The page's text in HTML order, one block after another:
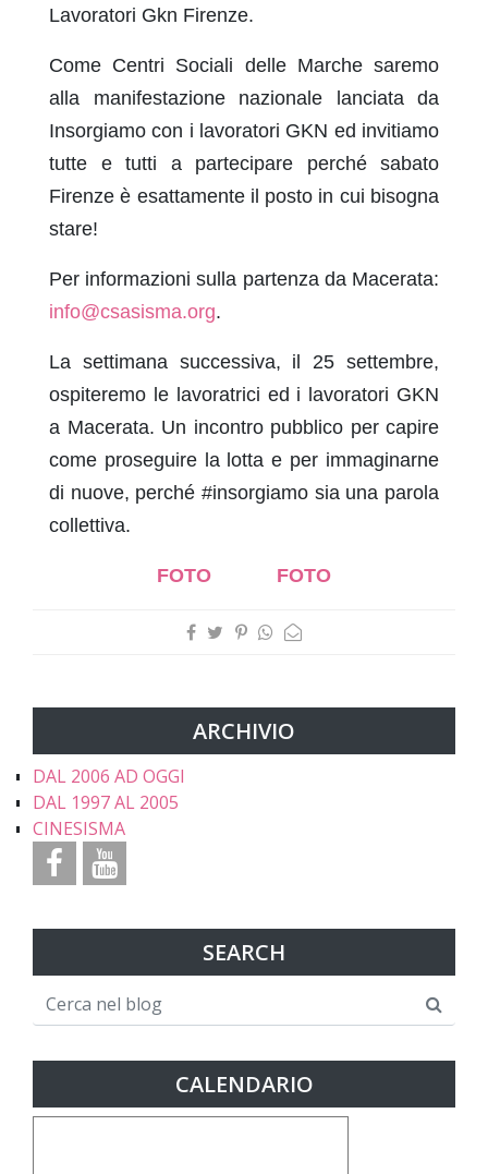
Lavoratori Gkn Firenze.
Come Centri Sociali delle Marche saremo
alla manifestazione nazionale lanciata da
Insorgiamo con i lavoratori GKN ed invitiamo
tutte e tutti a partecipare perché sabato
Firenze è esattamente il posto in cui bisogna
stare!
Per informazioni sulla partenza da Macerata:
info@csasisma.org.
La settimana successiva, il 25 settembre,
ospiteremo le lavoratrici ed i lavoratori GKN
a Macerata. Un incontro pubblico per capire
come proseguire la lotta e per immaginarne
di nuove, perché #insorgiamo sia una parola
collettiva.
FOTO FOTO
ARCHIVIO
DAL 2006 AD OGGI
DAL 1997 AL 2005
CINESISMA
SEARCH
CALENDARIO